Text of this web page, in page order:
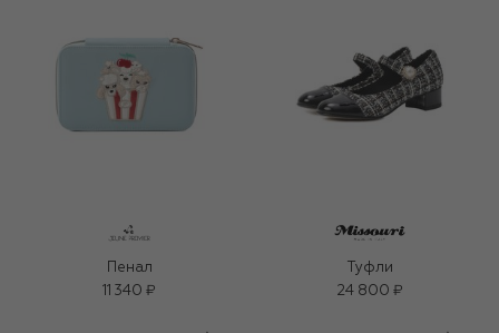
Пенал
11 340 ₽
Туфли
24 800 ₽